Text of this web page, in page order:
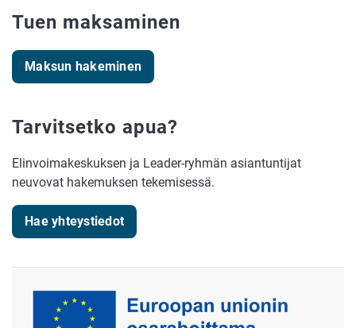
Tuen maksaminen
Maksun hakeminen
Tarvitsetko apua?
Elinvoimakeskuksen ja Leader-ryhmän asiantuntijat
neuvovat hakemuksen tekemisessä.
Hae yhteystiedot